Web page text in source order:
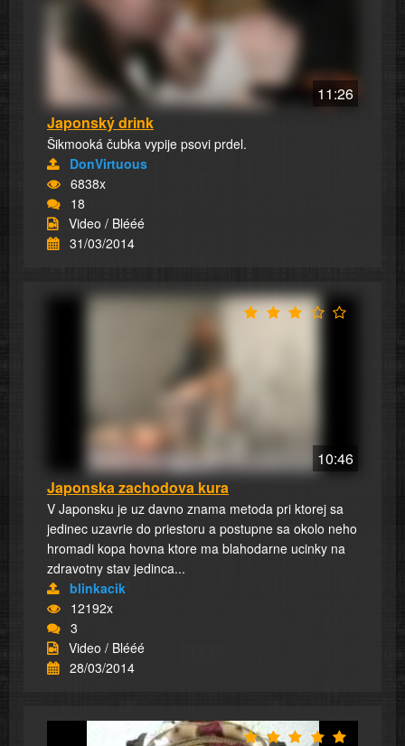
11:26
Japonský drink
Šikmooká čubka vypije psovi prdel.
DonVirtuous
6838x
18
Video / Blééé
31/03/2014
10:46
Japonska zachodova kura
V Japonsku je uz davno znama metoda pri ktorej sa
jedinec uzavrie do priestoru a postupne sa okolo neho
hromadi kopa hovna ktore ma blahodarne ucinky na
zdravotny stav jedinca...
blinkacik
12192x
3
Video / Blééé
28/03/2014